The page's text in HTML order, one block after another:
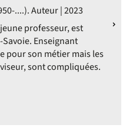
....). Auteur | 2023
professeur, est
Enseignant
pour son métier mais les
sont compliquées.